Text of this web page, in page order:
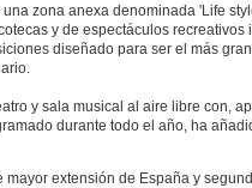
zona anexa denominada 'Life
y de espectáculos
diseñado para ser el más
y sala musical al aire libre con,
durante todo el año, ha
mayor extensión de España y